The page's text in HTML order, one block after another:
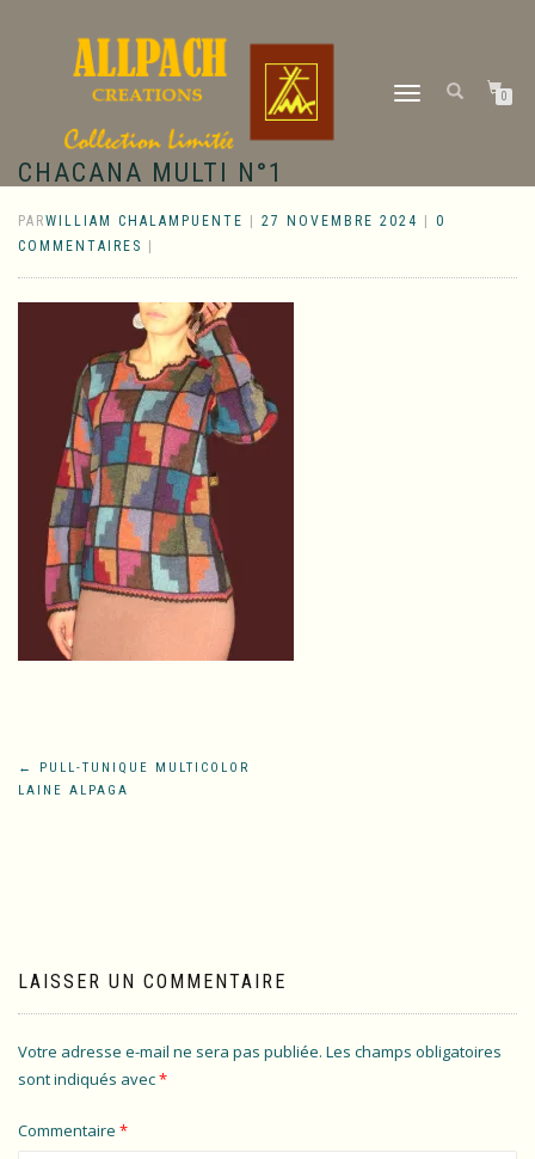
DÉPLIER
0
CHACANA MULTI N°1
PARWILLIAM CHALAMPUENTE 27 NOVEMBRE 2024
0
COMMENTAIRES
Navigation
←
PULL-TUNIQUE MULTICOLOR
LAINE ALPAGA
LAISSER UN COMMENTAIRE
Votre adresse e-mail ne sera pas publiée. Les champs obligatoires
sont indiqués avec*
Commentaire *